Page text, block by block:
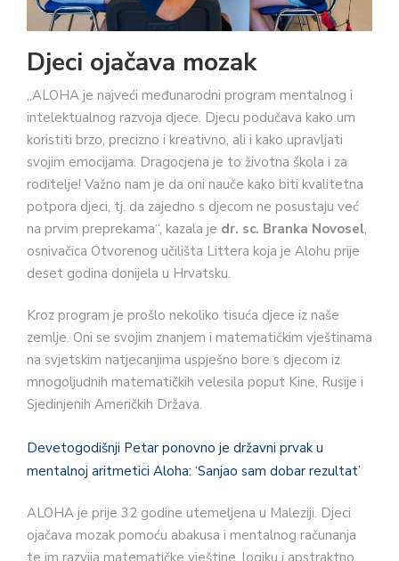
Djeci ojačava mozak
„ALOHA je najveći međunarodni program mentalnog i
intelektualnog razvoja djece. Djecu podučava kako um
koristiti brzo, precizno i kreativno, ali i kako upravljati
svojim emocijama. Dragocjena je to životna škola i za
roditelje! Važno nam je da oni nauče kako biti kvalitetna
potpora djeci, tj. da zajedno s djecom ne posustaju već
na prvim preprekama“, kazala je dr. sc. Branka Novosel,
osnivačica Otvorenog učilišta Littera koja je Alohu prije
deset godina donijela u Hrvatsku.
Kroz program je prošlo nekoliko tisuća djece iz naše
zemlje. Oni se svojim znanjem i matematičkim vještinama
na svjetskim natjecanjima uspješno bore s djecom iz
mnogoljudnih matematičkih velesila poput Kine, Rusije i
Sjedinjenih Američkih Država.
Devetogodišnji Petar ponovno je državni prvak u
mentalnoj aritmetici Aloha: ‘Sanjao sam dobar rezultat’
ALOHA je prije 32 godine utemeljena u Maleziji. Djeci
ojačava mozak pomoću abakusa i mentalnog računanja